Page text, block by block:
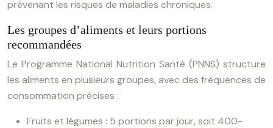
prévenant les risques de maladies chroniques.
Les groupes d’aliments et leurs portions
recommandées
Le Programme National Nutrition Santé (PNNS) structure
les aliments en plusieurs groupes, avec des fréquences de
consommation précises :
Fruits et légumes : 5 portions par jour, soit 400-